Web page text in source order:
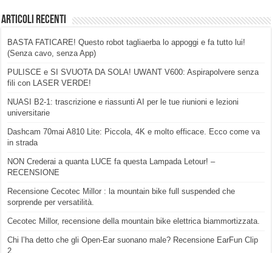
Articoli Recenti
BASTA FATICARE! Questo robot tagliaerba lo appoggi e fa tutto lui!
(Senza cavo, senza App)
PULISCE e SI SVUOTA DA SOLA! UWANT V600: Aspirapolvere senza
fili con LASER VERDE!
NUASI B2-1: trascrizione e riassunti AI per le tue riunioni e lezioni
universitarie
Dashcam 70mai A810 Lite: Piccola, 4K e molto efficace. Ecco come va
in strada
NON Crederai a quanta LUCE fa questa Lampada Letour! –
RECENSIONE
Recensione Cecotec Millor : la mountain bike full suspended che
sorprende per versatilità.
Cecotec Millor, recensione della mountain bike elettrica biammortizzata.
Chi l’ha detto che gli Open-Ear suonano male? Recensione EarFun Clip
2